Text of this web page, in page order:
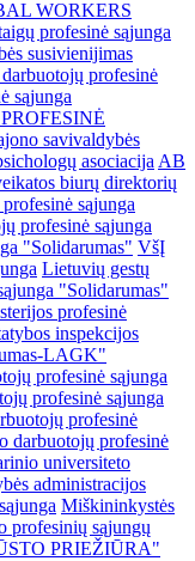
WORKERS
profesinė sąjunga
susivienijimas
profesinė
sąjunga
savivaldybės
asociacija AB
biurų direktorių
sąjunga
profesinė sąjunga
"Solidarumas" VšĮ
Lietuvių gestų
"Solidarumas"
profesinė
inspekcijos
LAGK"
profesinė sąjunga
profesinė sąjunga
profesinė
darbuotojų profesinė
universiteto
administracijos
Miškininkystės
profesinių sąjungų
PRIEŽIŪRA"